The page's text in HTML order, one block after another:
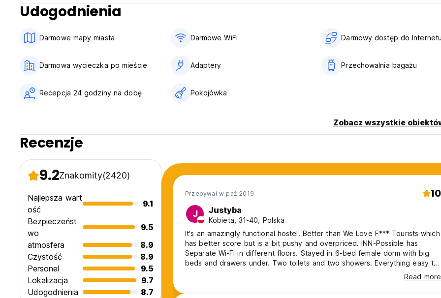
Udogodnienia
Darmowe mapy miasta Darmowe WiFi Darmowy dostęp do
Darmowa wycieczka po mieście Adaptery Przechowalnia bagażu
Recepcja 24 godziny na dobę Pokojówka
Zobacz wszystkie
Recenzje
9.2Znakomity(2420)
Najlepsza wart
ość
9.1
Bezpieczeńst
wo
9.5
atmosfera
8.9
Czystość
8.9
Personel
9.5
Lokalizacja
9.7
Udogodnienia
8.7
Przebywał w paź 2019 10
J Justyba
Kobieta, 31-40, Polska
It's an amazingly functional hostel. Better than We Love F*** Tourists which
has better score but is a bit pushy and overpriced. INN-Possible has
Separate Wi-Fi in different floors. Stayed in 6-bed female dorm with big
beds and drawers under. Two toilets and two showers. Everything easy to
figure out, good smell everywhere. Very kind, chill vibe. Two separate
spaces for hanging out, nice bar, 2nd floor so you don't need to climb too
Read more